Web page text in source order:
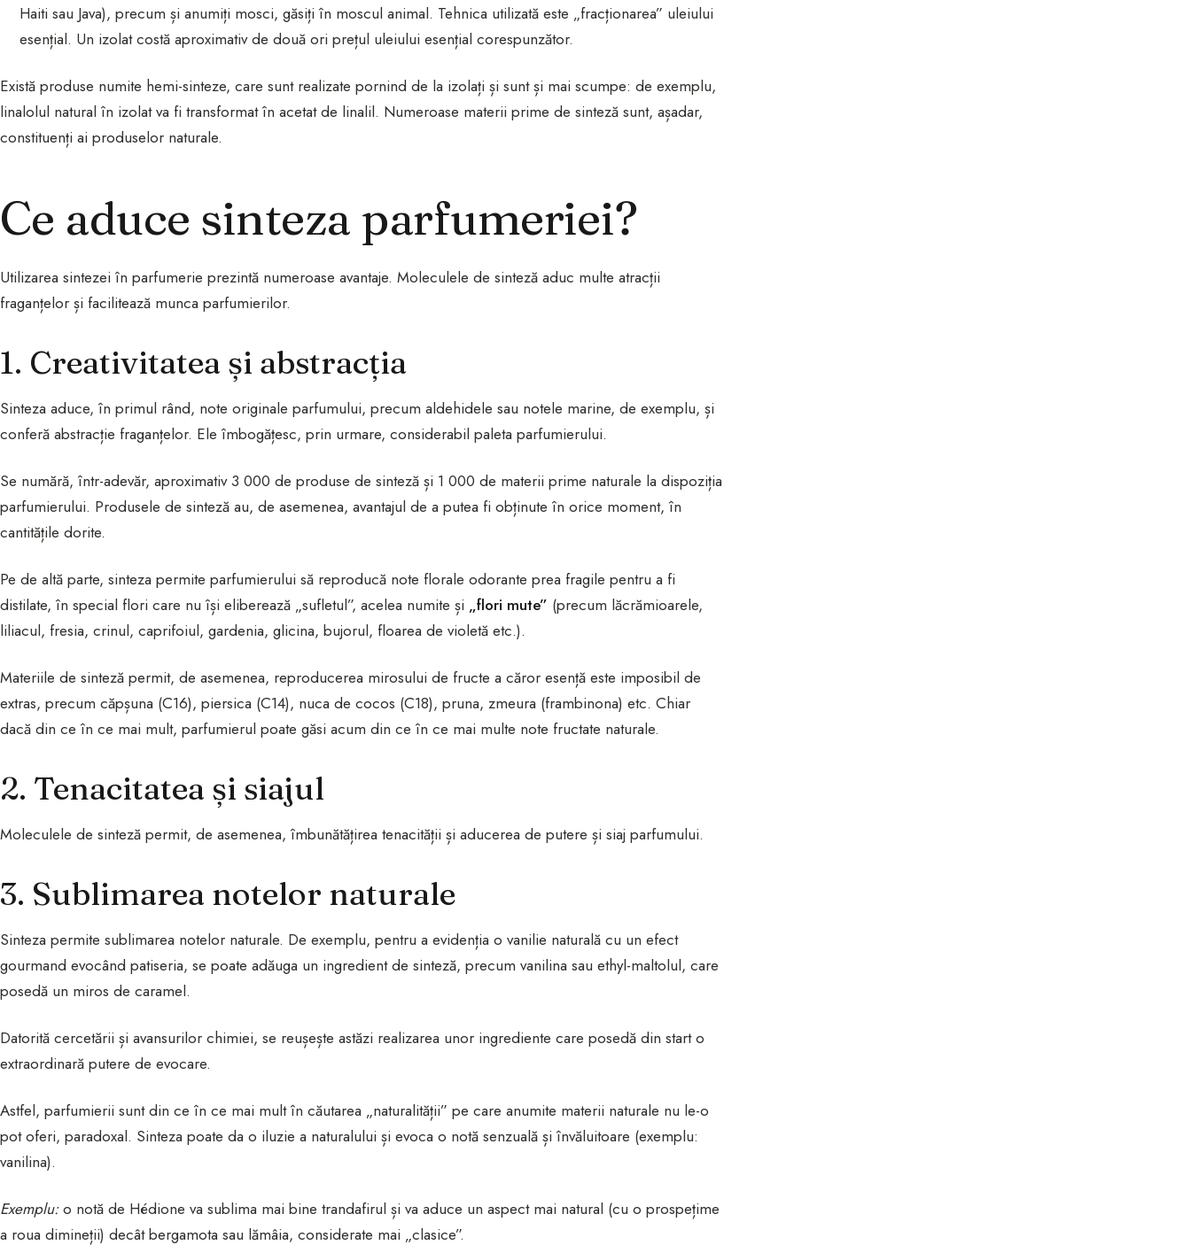
Haiti sau Java), precum și anumiți mosci, găsiți în moscul animal. Tehnica utilizată este „fracționarea” uleiului
esențial. Un izolat costă aproximativ de două ori prețul uleiului esențial corespunzător.
Există produse numite hemi-sinteze, care sunt realizate pornind de la izolați și sunt și mai scumpe: de exemplu,
linalolul natural în izolat va fi transformat în acetat de linalil. Numeroase materii prime de sinteză sunt, așadar,
constituenți ai produselor naturale.
Ce aduce sinteza parfumeriei?
Utilizarea sintezei în parfumerie prezintă numeroase avantaje. Moleculele de sinteză aduc multe atracții
fraganțelor și facilitează munca parfumierilor.
1. Creativitatea și abstracția
Sinteza aduce, în primul rând, note originale parfumului, precum aldehidele sau notele marine, de exemplu, și
conferă abstracție fraganțelor. Ele îmbogățesc, prin urmare, considerabil paleta parfumierului.
Se numără, într-adevăr, aproximativ 3 000 de produse de sinteză și 1 000 de materii prime naturale la dispoziția
parfumierului. Produsele de sinteză au, de asemenea, avantajul de a putea fi obținute în orice moment, în
cantitățile dorite.
Pe de altă parte, sinteza permite parfumierului să reproducă note florale odorante prea fragile pentru a fi
distilate, în special flori care nu își eliberează „sufletul”, acelea numite și „flori mute” (precum lăcrămioarele,
liliacul, fresia, crinul, caprifoiul, gardenia, glicina, bujorul, floarea de violetă etc.).
Materiile de sinteză permit, de asemenea, reproducerea mirosului de fructe a căror esență este imposibil de
extras, precum căpșuna (C16), piersica (C14), nuca de cocos (C18), pruna, zmeura (frambinona) etc. Chiar
dacă din ce în ce mai mult, parfumierul poate găsi acum din ce în ce mai multe note fructate naturale.
2. Tenacitatea și siajul
Moleculele de sinteză permit, de asemenea, îmbunătățirea tenacității și aducerea de putere și siaj parfumului.
3. Sublimarea notelor naturale
Sinteza permite sublimarea notelor naturale. De exemplu, pentru a evidenția o vanilie naturală cu un efect
gourmand evocând patiseria, se poate adăuga un ingredient de sinteză, precum vanilina sau ethyl-maltolul, care
posedă un miros de caramel.
Datorită cercetării și avansurilor chimiei, se reușește astăzi realizarea unor ingrediente care posedă din start o
extraordinară putere de evocare.
Astfel, parfumierii sunt din ce în ce mai mult în căutarea „naturalității” pe care anumite materii naturale nu le-o
pot oferi, paradoxal. Sinteza poate da o iluzie a naturalului și evoca o notă senzuală și învăluitoare (exemplu:
vanilina).
Exemplu:o notă de Hédione va sublima mai bine trandafirul și va aduce un aspect mai natural (cu o prospețime
a roua dimineții) decât bergamota sau lămâia, considerate mai „clasice”.